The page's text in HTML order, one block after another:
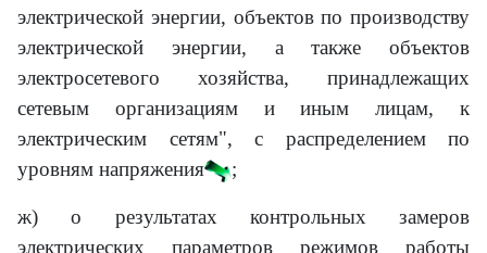
электрической энергии, объектов по производству
электрической энергии, а также объектов
электросетевого хозяйства, принадлежащих
сетевым организациям и иным лицам, к
электрическим сетям", с распределением по
уровням напряжения
;
ж) о результатах контрольных замеров
электрических параметров режимов работы